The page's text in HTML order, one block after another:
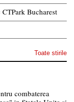
Bucharest
Toate stirile
combaterea